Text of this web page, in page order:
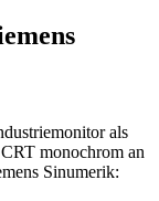
als
monochrom an
Sinumerik: